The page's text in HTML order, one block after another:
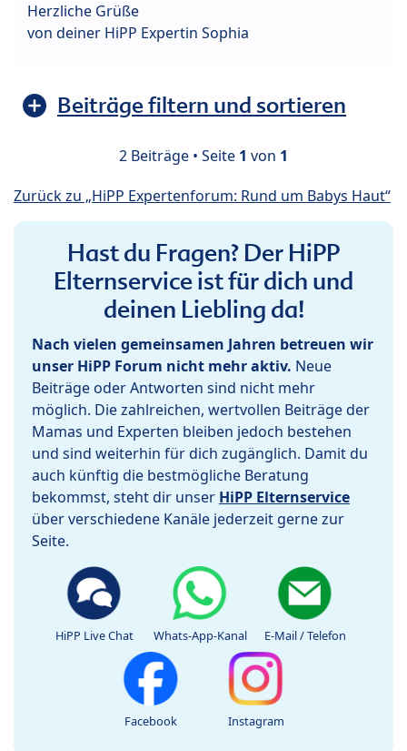
Herzliche Grüße
von deiner HiPP Expertin Sophia
Beiträge filtern und sortieren
2 Beiträge • Seite 1 von 1
Zurück zu „HiPP Expertenforum: Rund um Babys Haut“
Hast du Fragen? Der HiPP
Elternservice ist für dich und
deinen Liebling da!
Nach vielen gemeinsamen Jahren betreuen wir
unser HiPP Forum nicht mehr aktiv. Neue
Beiträge oder Antworten sind nicht mehr
möglich. Die zahlreichen, wertvollen Beiträge der
Mamas und Experten bleiben jedoch bestehen
und sind weiterhin für dich zugänglich. Damit du
auch künftig die bestmögliche Beratung
bekommst, steht dir unser HiPP Elternservice
über verschiedene Kanäle jederzeit gerne zur
Seite.
HiPP Live Chat Whats-App-Kanal E-Mail / Telefon
Facebook Instagram